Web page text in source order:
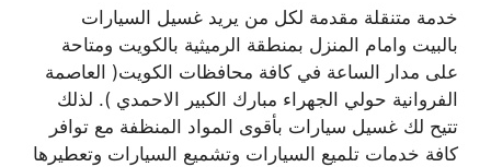
خدمة متنقلة مقدمة لكل من يريد غسيل السيارات
بالبيت وامام المنزل بمنطقة الرميثية بالكويت ومتاحة
على مدار الساعة في كافة محافظات الكويت( العاصمة
الفروانية حولي الجهراء مبارك الكبير الاحمدي ). لذلك
تتيح لك غسيل سيارات بأقوى المواد المنظفة مع توافر
كافة خدمات تلميع السيارات وتشميع السيارات وتعطيرها